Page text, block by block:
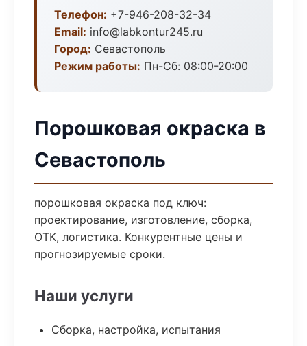
Телефон: +7-946-208-32-34
Email: info@labkontur245.ru
Город: Севастополь
Режим работы: Пн-Сб: 08:00-20:00
Порошковая окраска в
Севастополь
порошковая окраска под ключ:
проектирование, изготовление, сборка,
ОТК, логистика. Конкурентные цены и
прогнозируемые сроки.
Наши услуги
Сборка, настройка, испытания